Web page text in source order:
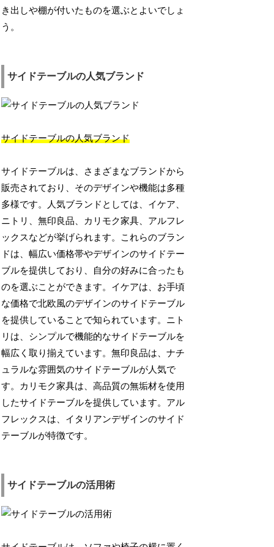
き出しや棚が付いたものを選ぶとよいでしょ
う。
サイドテーブルの人気ブランド
サイドテーブルの人気ブランド
サイドテーブルは、さまざまなブランドから
販売されており、そのデザインや機能は多種
多様です。人気ブランドとしては、イケア、
ニトリ、無印良品、カリモク家具、アルフレ
ックスなどが挙げられます。これらのブラン
ドは、幅広い価格帯やデザインのサイドテー
ブルを提供しており、自分の好みに合ったも
のを選ぶことができます。イケアは、お手頃
な価格で北欧風のデザインのサイドテーブル
を提供していることで知られています。ニト
リは、シンプルで機能的なサイドテーブルを
幅広く取り揃えています。無印良品は、ナチ
ュラルな雰囲気のサイドテーブルが人気で
す。カリモク家具は、高品質の無垢材を使用
したサイドテーブルを提供しています。アル
フレックスは、イタリアンデザインのサイド
テーブルが特徴です。
サイドテーブルの活用術